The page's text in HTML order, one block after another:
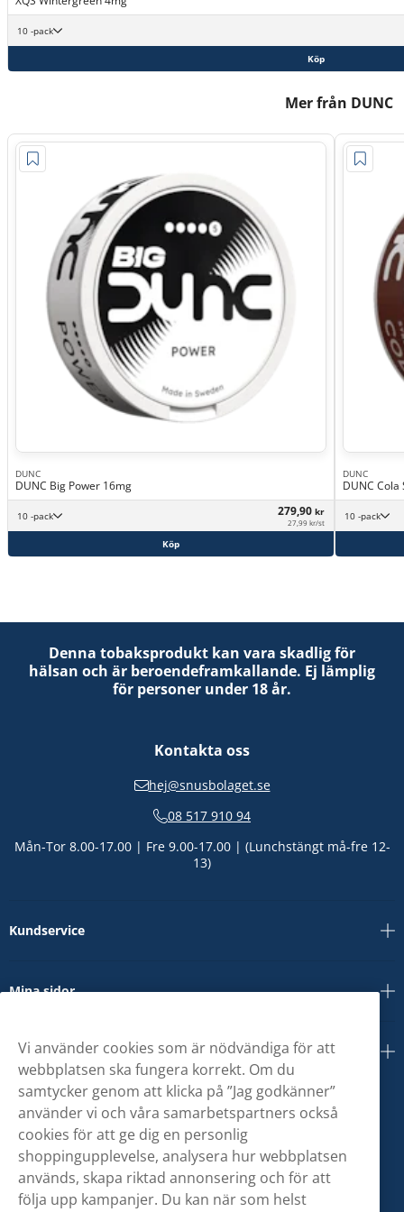
10 -pack
Köp
Mer från DUNC
DUNC
DUNC Big Power 16mg
10 -pack 279,90 kr
27,99 kr/st
Köp
DUNC
DUNC
10 -pack
Denna tobaksprodukt kan vara skadlig för
hälsan och är beroendeframkallande. Ej lämplig
för personer under 18 år.
Kontakta oss
hej@snusbolaget.se
08 517 910 94
Mån-Tor 8.00-17.00 | Fre 9.00-17.00 | (Lunchstängt må-fre 12-
13)
Kundservice
Mina sidor
Om oss
Vi använder cookies som är nödvändiga för att
webbplatsen ska fungera korrekt. Om du
samtycker genom att klicka på ”Jag godkänner”
använder vi och våra samarbetspartners också
cookies för att ge dig en personlig
shoppingupplevelse, analysera hur webbplatsen
används, skapa riktad annonsering och för att
följa upp kampanjer. Du kan när som helst